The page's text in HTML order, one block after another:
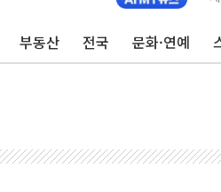
부동산 전국 문화·연예
래·김민석 당대표 후보
청래에 승리...47.75% vs 42.08%
표...김민석 47.75% 정청래 42.08%
김민석 45.09% 정청래 43.27% 송영